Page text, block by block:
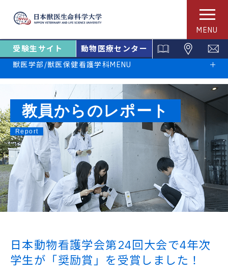
MENU
受験生サイト 動物医療センター
教員からのレポート
Report
獣医学部/獣医保健看護学科MENU
日本動物看護学会第24回大会で4年次
学生が「奨励賞」を受賞しました！